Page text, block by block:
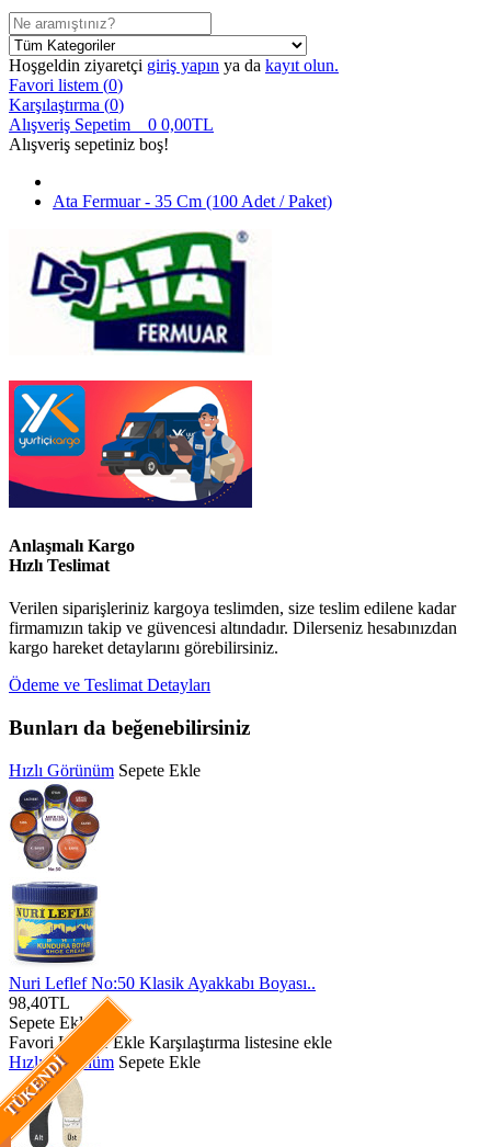
Hoşgeldin ziyaretçi giriş yapın ya da kayıt olun.
Favori listem (0)
Karşılaştırma (0)
Alışveriş Sepetim
0 0,00TL
Alışveriş sepetiniz boş!
Ata Fermuar - 35 Cm (100 Adet / Paket)
Anlaşmalı Kargo
Hızlı Teslimat
Verilen siparişleriniz kargoya teslimden, size teslim edilene kadar
firmamızın takip ve güvencesi altındadır. Dilerseniz hesabınızdan
kargo hareket detaylarını görebilirsiniz.
Ödeme ve Teslimat Detayları
Bunları da beğenebilirsiniz
Hızlı Görünüm Sepete Ekle
Nuri Leflef No:50 Klasik Ayakkabı Boyası..
98,40TL
Sepete Ekle
Favori Listene Ekle Karşılaştırma listesine ekle
TÜKENDI
Hızlı Görünüm Sepete Ekle